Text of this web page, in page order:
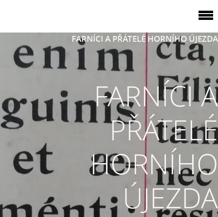
FARNÍCI A PŘÁTELÉ HORNÍHO ÚJEZDA
FARNÍCI A
PŘÁTELÉ
HORNÍHO
ÚJEZDA